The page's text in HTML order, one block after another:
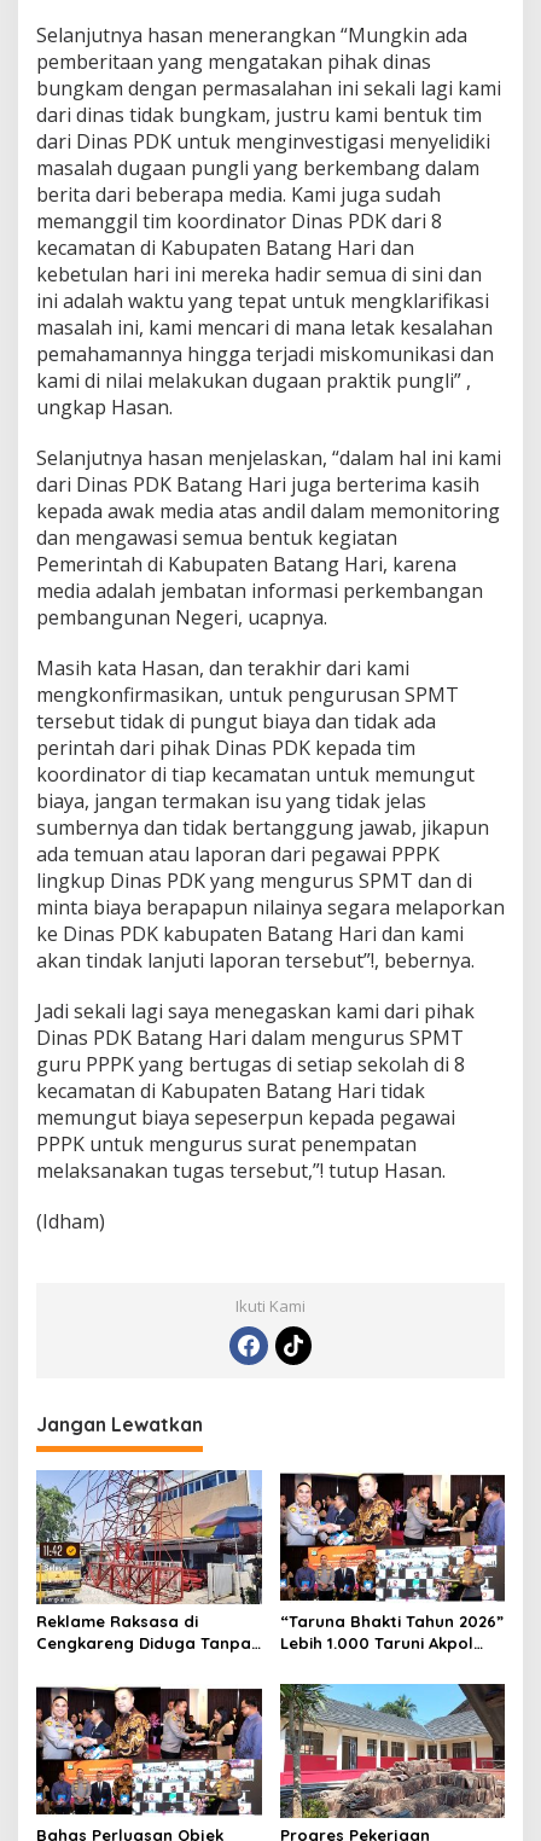
Selanjutnya hasan menerangkan “Mungkin ada
pemberitaan yang mengatakan pihak dinas
bungkam dengan permasalahan ini sekali lagi kami
dari dinas tidak bungkam, justru kami bentuk tim
dari Dinas PDK untuk menginvestigasi menyelidiki
masalah dugaan pungli yang berkembang dalam
berita dari beberapa media. Kami juga sudah
memanggil tim koordinator Dinas PDK dari 8
kecamatan di Kabupaten Batang Hari dan
kebetulan hari ini mereka hadir semua di sini dan
ini adalah waktu yang tepat untuk mengklarifikasi
masalah ini, kami mencari di mana letak kesalahan
pemahamannya hingga terjadi miskomunikasi dan
kami di nilai melakukan dugaan praktik pungli” ,
ungkap Hasan.
Selanjutnya hasan menjelaskan, “dalam hal ini kami
dari Dinas PDK Batang Hari juga berterima kasih
kepada awak media atas andil dalam memonitoring
dan mengawasi semua bentuk kegiatan
Pemerintah di Kabupaten Batang Hari, karena
media adalah jembatan informasi perkembangan
pembangunan Negeri, ucapnya.
Masih kata Hasan, dan terakhir dari kami
mengkonfirmasikan, untuk pengurusan SPMT
tersebut tidak di pungut biaya dan tidak ada
perintah dari pihak Dinas PDK kepada tim
koordinator di tiap kecamatan untuk memungut
biaya, jangan termakan isu yang tidak jelas
sumbernya dan tidak bertanggung jawab, jikapun
ada temuan atau laporan dari pegawai PPPK
lingkup Dinas PDK yang mengurus SPMT dan di
minta biaya berapapun nilainya segara melaporkan
ke Dinas PDK kabupaten Batang Hari dan kami
akan tindak lanjuti laporan tersebut”!, bebernya.
Jadi sekali lagi saya menegaskan kami dari pihak
Dinas PDK Batang Hari dalam mengurus SPMT
guru PPPK yang bertugas di setiap sekolah di 8
kecamatan di Kabupaten Batang Hari tidak
memungut biaya sepeserpun kepada pegawai
PPPK untuk mengurus surat penempatan
melaksanakan tugas tersebut,”! tutup Hasan.
(Idham)
Ikuti Kami
Jangan Lewatkan
Reklame Raksasa di
Cengkareng Diduga Tanpa
Dokumen Diragukan,
Identitas Petugas Tak
Dikenali
“Taruna Bhakti Tahun 2026”
Lebih 1.000 Taruni Akpol
Karakter Siswa Sekolah
Rakyat
Bahas Perluasan Objek Progres Pekerjaan